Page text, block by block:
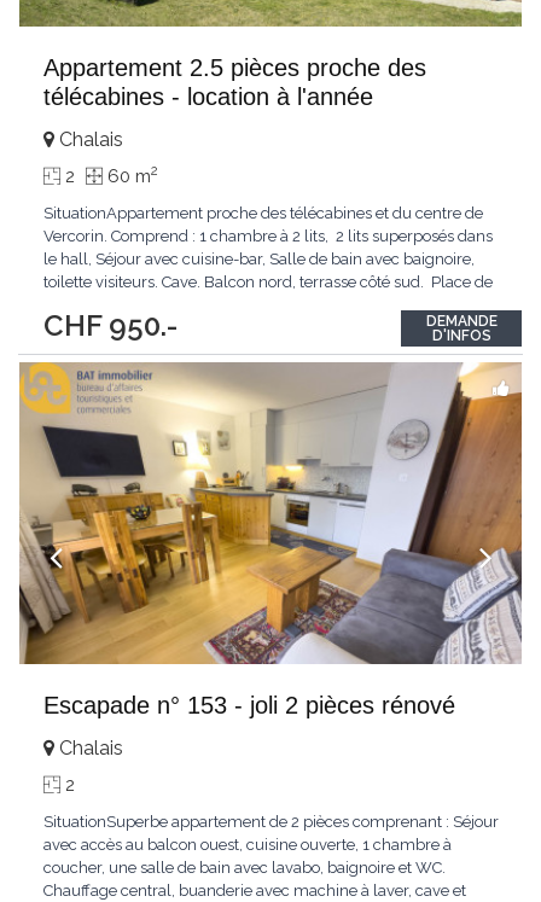
Appartement 2.5 pièces proche des
télécabines - location à l'année
CHF 950.-
Chalais
2 60 m2
SituationAppartement proche des télécabines et du centre de
Vercorin. Comprend : 1 chambre à 2 lits, 2 lits superposés dans
le hall, Séjour avec cuisine-bar, Salle de bain avec baignoire,
toilette visiteurs. Cave. Balcon nord, terrasse côté sud. Place de
DEMANDE
D'INFOS
Escapade n° 153 - joli 2 pièces rénové
Chalais
2
SituationSuperbe appartement de 2 pièces comprenant : Séjour
avec accès au balcon ouest, cuisine ouverte, 1 chambre à
coucher, une salle de bain avec lavabo, baignoire et WC.
Chauffage central, buanderie avec machine à laver, cave et